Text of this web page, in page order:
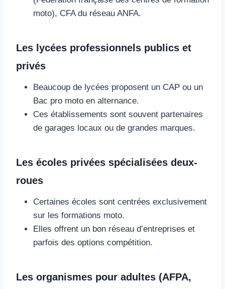
moto), CFA du réseau ANFA.
Les lycées professionnels publics et
privés
Beaucoup de lycées proposent un CAP ou un
Bac pro moto en alternance.
Ces établissements sont souvent partenaires
de garages locaux ou de grandes marques.
Les écoles privées spécialisées deux-
roues
Certaines écoles sont centrées exclusivement
sur les formations moto.
Elles offrent un bon réseau d’entreprises et
parfois des options compétition.
Les organismes pour adultes (AFPA,